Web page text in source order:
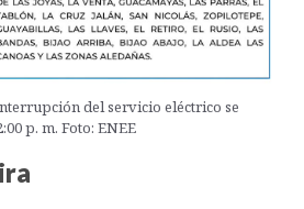
del servicio eléctrico se
p. m. Foto: ENEE